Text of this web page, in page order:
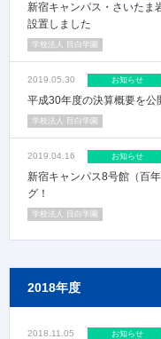
新宿キャンパス・さいたま
設置しました
学校法人 目白学園
2019.05.30 お知らせ
平成30年度の決算概要を公
学校法人 目白学園
2019.04.16 お知らせ
新宿キャンパス8号館（百
グ！
学校法人 目白学園
2018年度
2018.11.05 お知らせ